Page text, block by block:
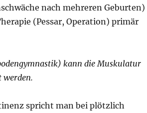
nach mehreren Geburten)
(Pessar, Operation) primär
kann die Muskulatur
werden.
spricht man bei plötzlich